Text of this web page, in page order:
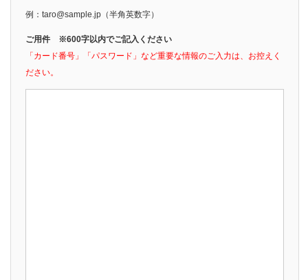
例：taro@sample.jp（半角英数字）
ご用件 ※600字以内でご記入ください
「カード番号」「パスワード」など重要な情報のご入力は、お控えく
ださい。